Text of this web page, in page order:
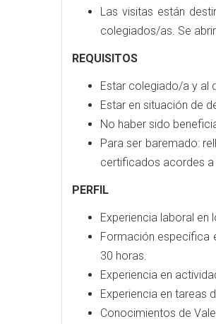
Las visitas están
colegiados/as. Se
REQUISITOS
Estar colegiado/a y al
Estar en situación de
No haber sido
Para ser baremado:
certificados acordes a
PERFIL
Experiencia laboral en
Formación específica
30 horas.
Experiencia en
Experiencia en tareas
Conocimientos de